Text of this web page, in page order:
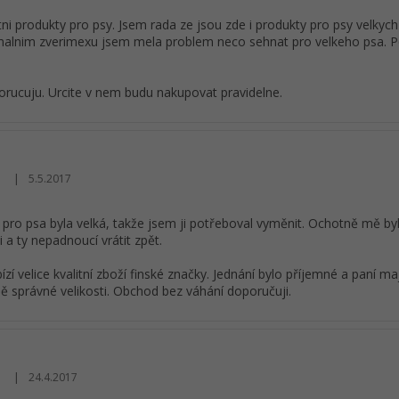
produkty pro psy. Jsem rada ze jsou zde i produkty pro psy
zverimexu jsem mela problem neco sehnat pro velkeho psa.
Urcite v nem budu nakupovat pravidelne.
Hodnocení obchodu je 5 z 5 hvězdiček.
| 5.5.2017
psa byla velká, takže jsem ji potřeboval vyměnit. Ochotně mě
a ty nepadnoucí vrátit zpět.
velice kvalitní zboží finské značky. Jednání bylo příjemné a paní
správné velikosti. Obchod bez váhání doporučuji.
Hodnocení obchodu je 5 z 5 hvězdiček.
| 24.4.2017